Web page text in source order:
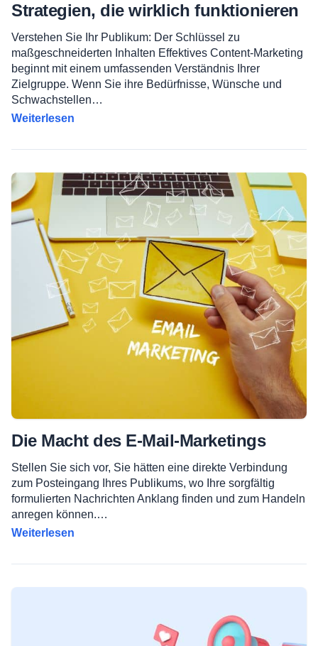
Strategien, die wirklich funktionieren
Verstehen Sie Ihr Publikum: Der Schlüssel zu
maßgeschneiderten Inhalten Effektives Content-Marketing
beginnt mit einem umfassenden Verständnis Ihrer
Zielgruppe. Wenn Sie ihre Bedürfnisse, Wünsche und
Schwachstellen…
Weiterlesen
Die Macht des E-Mail-Marketings
Stellen Sie sich vor, Sie hätten eine direkte Verbindung
zum Posteingang Ihres Publikums, wo Ihre sorgfältig
formulierten Nachrichten Anklang finden und zum Handeln
anregen können.…
Weiterlesen